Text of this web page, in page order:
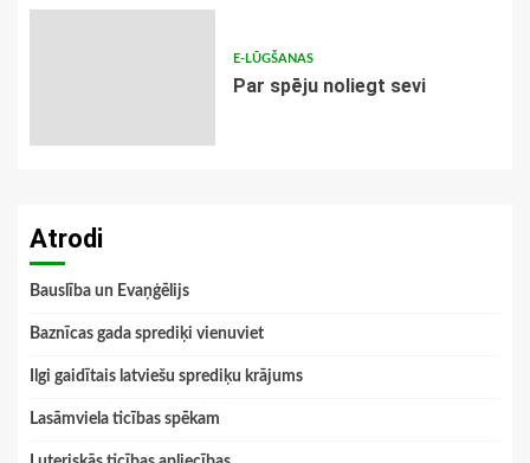
E-LŪGŠANAS
Par spēju noliegt sevi
Atrodi
Bauslība un Evaņģēlijs
Baznīcas gada sprediķi vienuviet
Ilgi gaidītais latviešu sprediķu krājums
Lasāmviela ticības spēkam